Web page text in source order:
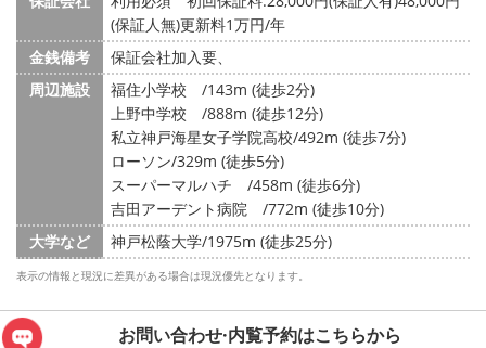
(保証人無)更新料1万円/年
金銭備考
保証会社加入要、
周辺施設
福住小学校 /143m (徒歩2分)
上野中学校 /888m (徒歩12分)
私立神戸海星女子学院高校/492m (徒歩7分)
ローソン/329m (徒歩5分)
スーパーマルハチ /458m (徒歩6分)
吉田アーデント病院 /772m (徒歩10分)
大学など
神戸松蔭大学/1975m (徒歩25分)
表示の情報と現況に差異がある場合は現況優先となります。
お問い合わせ·内覧予約はこちらから